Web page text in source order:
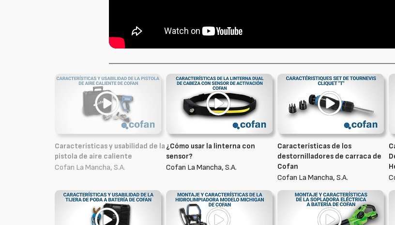
Características y usabilidad de la
pistola de aire caliente
Cofan La Mancha, S.A.
¿Cómo usar la linterna con
sensor?
Cofan La Mancha, S.A.
Características de los
destornilladores de carraca de
Cofan
Cofan La Mancha, S.A.